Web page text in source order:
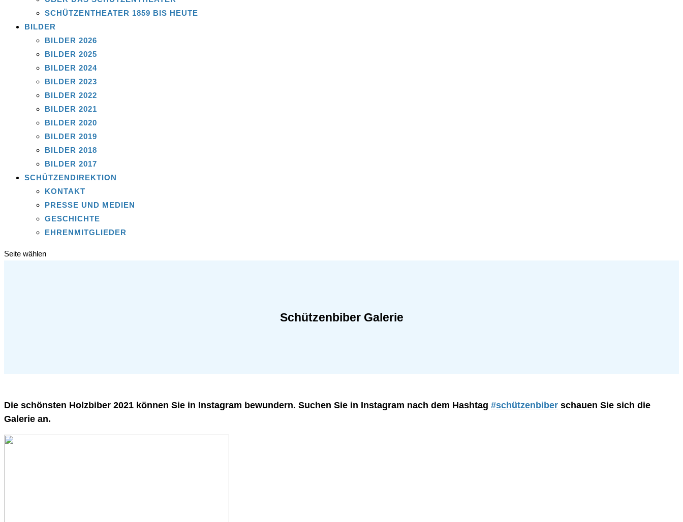
SCHÜTZENTHEATER 1859 BIS HEUTE
BILDER
BILDER 2026
BILDER 2025
BILDER 2024
BILDER 2023
BILDER 2022
BILDER 2021
BILDER 2020
BILDER 2019
BILDER 2018
BILDER 2017
SCHÜTZENDIREKTION
KONTAKT
PRESSE UND MEDIEN
GESCHICHTE
EHRENMITGLIEDER
Seite wählen
Schützenbiber Galerie
Die schönsten Holzbiber 2021 können Sie in Instagram bewundern. Suchen Sie in Instagram nach dem Hashtag #schützenbiber schauen Sie sich die
Galerie an.